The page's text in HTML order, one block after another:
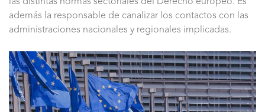
además la responsable de canalizar los contactos con las
administraciones nacionales y regionales implicadas.